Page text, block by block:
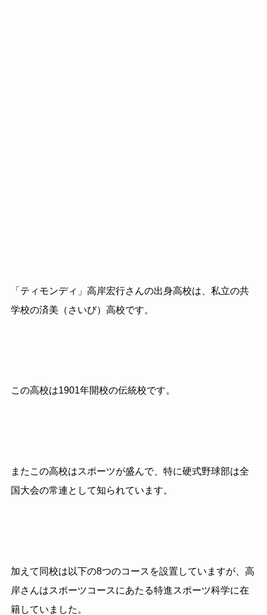
「ティモンディ」高岸宏行さんの出身高校は、私立の共
学校の済美（さいび）高校です。
この高校は1901年開校の伝統校です。
またこの高校はスポーツが盛んで、特に硬式野球部は全
国大会の常連として知られています。
加えて同校は以下の8つのコースを設置していますが、高
岸さんはスポーツコースにあたる特進スポーツ科学に在
籍していました。